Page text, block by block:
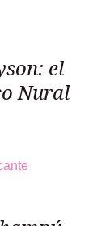
el
Nural